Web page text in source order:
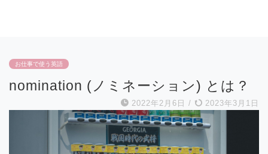
お仕事で使う英語
nomination (ノミネーション) とは？
2022年2月6日 / 2023年3月1日